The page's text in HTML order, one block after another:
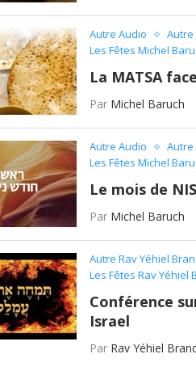
Autre Audio Autre
Les Fêtes Michel
La MATSA
Par Michel Baruch
Autre Audio Autre
Les Fêtes Michel
Le mois de
Par Michel Baruch
Autre Rav Yéhiel
Les Fêtes Rav Yéhiel
Conférence
Israel
Par Rav Yéhiel